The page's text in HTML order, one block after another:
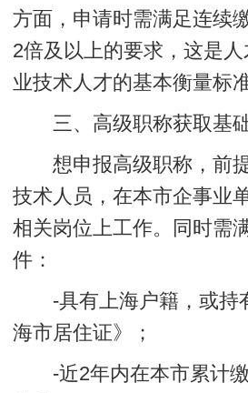
方面，申请时需满足连续
2倍及以上的要求，这是
业技术人才的基本衡量标
三、高级职称获取基
想申报高级职称，前提
技术人员，在本市企事业
相关岗位上工作。同时需
件：
-具有上海户籍，或持
海市居住证》；
-近2年内在本市累计缴